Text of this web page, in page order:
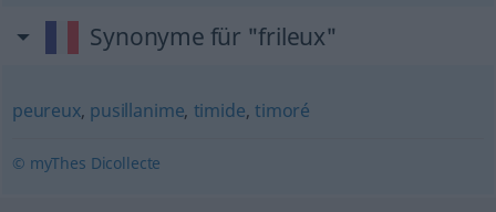
Synonyme für "frileux"
peureux, pusillanime, timide, timoré
© myThes Dicollecte